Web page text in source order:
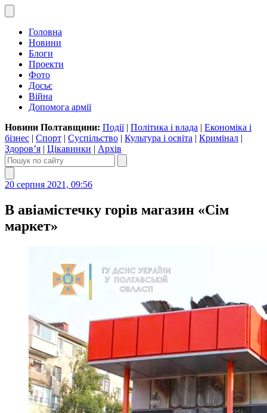
Головна
Новини
Блоги
Проекти
Фото
Досьє
Війна
Допомога армії
Новини Полтавщини: Події| Політика і влада | Економіка і
бізнес | Спорт | Суспільство | Культура і освіта | Кримінал |
Здоров’я | Цікавинки | Архів
20 серпня 2021, 09:56
В авіамістечку горів магазин «Сім
маркет»